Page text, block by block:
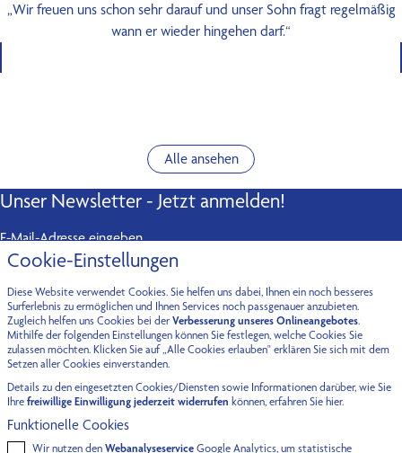
„Wir freuen uns schon sehr darauf und unser Sohn fragt regelmäßig
wann er wieder hingehen darf.“
Alle ansehen
Unser Newsletter - Jetzt anmelden!
E-Mail-Adresse eingeben
Kontakt
Fürstenried-West
Maxhofstraße 9a
81475 München
Oberföhring
81925 München
Obermenzing
Cookie-Einstellungen
Diese Website verwendet Cookies. Sie helfen uns dabei, Ihnen ein noch besseres
Surferlebnis zu ermöglichen und Ihnen Services noch passgenauer anzubieten.
Zugleich helfen uns Cookies bei der Verbesserung unseres Onlineangebotes.
Mithilfe der folgenden Einstellungen können Sie festlegen, welche Cookies Sie
zulassen möchten. Klicken Sie auf „Alle Cookies erlauben" erklären Sie sich mit dem
Setzen aller Cookies einverstanden.
Details zu den eingesetzten Cookies/Diensten sowie Informationen darüber, wie Sie
Ihre freiwillige Einwilligung jederzeit widerrufen können, erfahren Sie hier.
Funktionelle Cookies
Wir nutzen den Webanalyseservice Google Analytics, um statistische